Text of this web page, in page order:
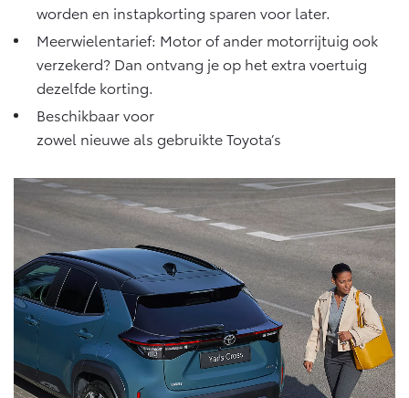
worden en instapkorting sparen voor later.
Meerwielentarief: Motor of ander motorrijtuig ook
verzekerd? Dan ontvang je op het extra voertuig
dezelfde korting.
Beschikbaar voor
zowel nieuwe als gebruikte Toyota’s